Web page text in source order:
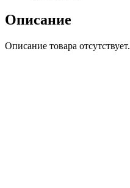
Описание
Описание товара отсутствует.